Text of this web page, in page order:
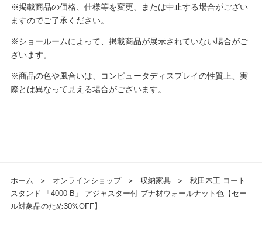
※掲載商品の価格、仕様等を変更、または中止する場合がござい
ますのでご了承ください。
※ショールームによって、掲載商品が展示されていない場合がご
ざいます。
※商品の色や風合いは、コンピュータディスプレイの性質上、実
際とは異なって見える場合がございます。
ホーム ＞ オンラインショップ ＞ 収納家具 ＞
秋田木工 コート
スタンド 「4000-B」 アジャスター付 ブナ材ウォールナット色【セー
ル対象品のため30%OFF】